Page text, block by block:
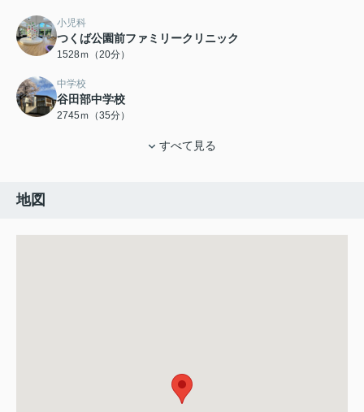
小児科
つくば公園前ファミリークリニック
1528ｍ（20分）
中学校
谷田部中学校
2745ｍ（35分）
すべて見る
地図